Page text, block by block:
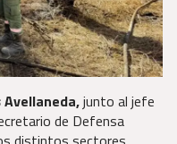
Avellaneda,junto al jefe
de Defensa